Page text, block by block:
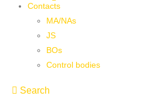
Contacts
MA/NAs
JS
BOs
Control bodies
Search